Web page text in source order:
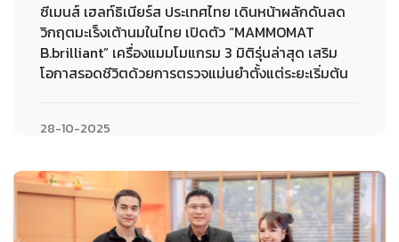
ซีเมนส์ เฮลท์ธิเนียร์ส ประเทศไทย เดินหน้าผลักดันลด
วิกฤตมะเร็งเต้านมในไทย เปิดตัว “MAMMOMAT
B.brilliant” เครื่องแมมโมแกรม 3 มิติรุ่นล่าสุด เสริม
โอกาสรอดชีวิตด้วยการตรวจแม่นยำตั้งแต่ระยะเริ่มต้น
28-10-2025